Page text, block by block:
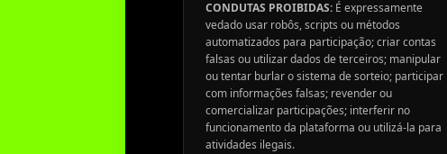
CONDUTAS PROIBIDAS: É expressamente
vedado usar robôs, scripts ou métodos
automatizados para participação; criar contas
falsas ou utilizar dados de terceiros; manipular
ou tentar burlar o sistema de sorteio; participar
com informações falsas; revender ou
comercializar participações; interferir no
funcionamento da plataforma ou utilizá-la para
atividades ilegais.